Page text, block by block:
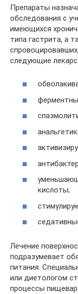
Препараты
обследования с
имеющихся
типа гастрита, а
следующие
кислоты;
Лечение
подразумевает
питания.
или диетологом
процессы